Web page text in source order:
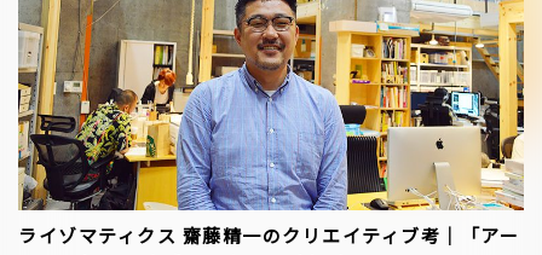
ライゾマティクス 齋藤精一のクリエイティブ考｜「アー